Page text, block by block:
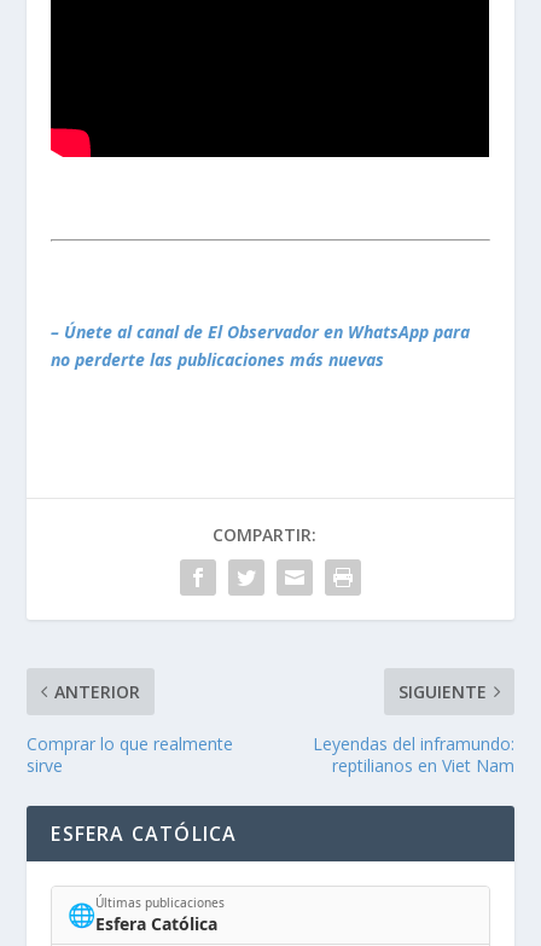
– Únete al canal de El Observador en WhatsApp para
no perderte las publicaciones más nuevas
COMPARTIR:
ANTERIOR
Comprar lo que realmente
sirve
SIGUIENTE
Leyendas del inframundo:
reptilianos en Viet Nam
ESFERA CATÓLICA
🌐Últimas publicaciones
Esfera Católica